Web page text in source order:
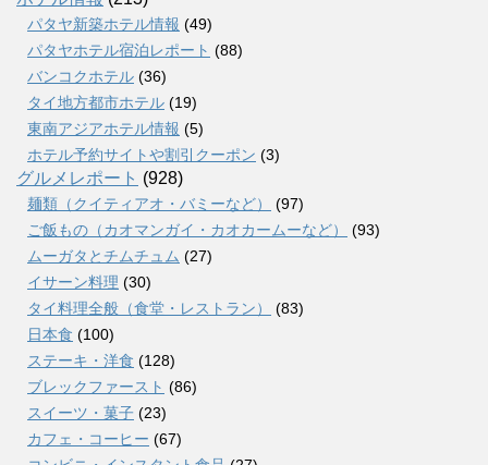
パタヤ新築ホテル情報 (49)
パタヤホテル宿泊レポート (88)
バンコクホテル (36)
タイ地方都市ホテル (19)
東南アジアホテル情報 (5)
ホテル予約サイトや割引クーポン (3)
グルメレポート (928)
麺類（クイティアオ・バミーなど）
(97)
ご飯もの（カオマンガイ・カオカームーなど）
(93)
ムーガタとチムチュム (27)
イサーン料理 (30)
タイ料理全般（食堂・レストラン）
(83)
日本食 (100)
ステーキ・洋食 (128)
ブレックファースト (86)
スイーツ・菓子 (23)
カフェ・コーヒー (67)